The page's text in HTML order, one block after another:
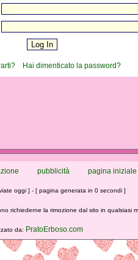
Hai dimenticato la password?
pubblicità pagina iniziale
oggi ] - [ pagina generata in 0 secondi ]
richiederne la rimozione dal sito in qualsiasi
da: PratoErboso.com